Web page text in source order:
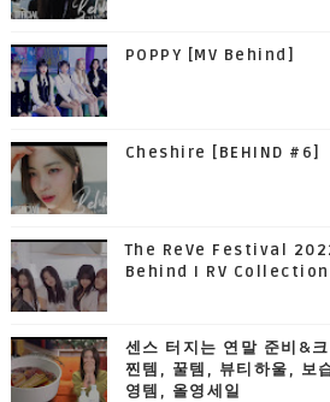
POPPY [MV Behind]
Cheshire [BEHIND #6]
The ReVe Festival
Behind I RV
센스 터지는 연말 준비&
찐템, 꿀템, 뷰티하울, 보
영템, 올영세일